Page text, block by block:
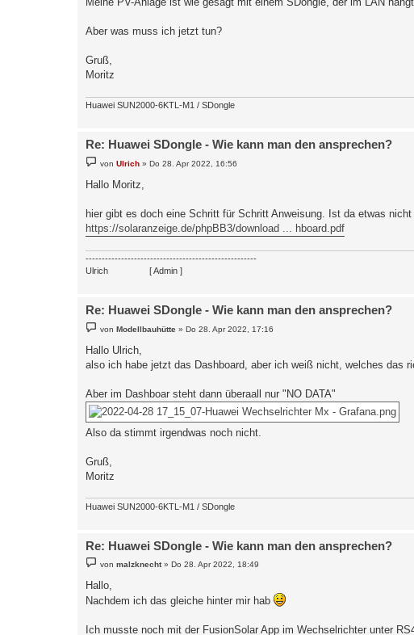
Aber was muss ich jetzt tun?
Gruß,
Moritz
Huawei SUN2000-6KTL-M1 / SDongle
Re: Huawei SDongle - Wie kann man den ansprechen?
e
i
t
g
vonUlrich »Do 28. Apr 2022, 16:56
Hallo Moritz,
hier gibt es doch eine Schritt für Schritt Anweisung. Ist da etwas
https://solaranzeige.de/phpBB3/download ... hboard.pdf
-----------------------------------------------------
Ulrich
[ Admin ]
Re: Huawei SDongle - Wie kann man den ansprechen?
e
i
t
r
vonModellbauhütte »Do 28. Apr 2022, 17:16
Hallo Ulrich,
also ich habe jetzt das Dashboard, aber ich weiß nicht, welches das
Aber im Dashboar steht dann überaall nur "NO DATA"
Also da stimmt irgendwas noch nicht.
Gruß,
Moritz
Huawei SUN2000-6KTL-M1 / SDongle
Re: Huawei SDongle - Wie kann man den ansprechen?
e
i
t
r
vonmalzknecht»Do 28. Apr 2022, 18:49
Hallo,
Nachdem ich das gleiche hinter mir hab
Ich musste noch mit der FusionSolar App im Wechselrichter unter